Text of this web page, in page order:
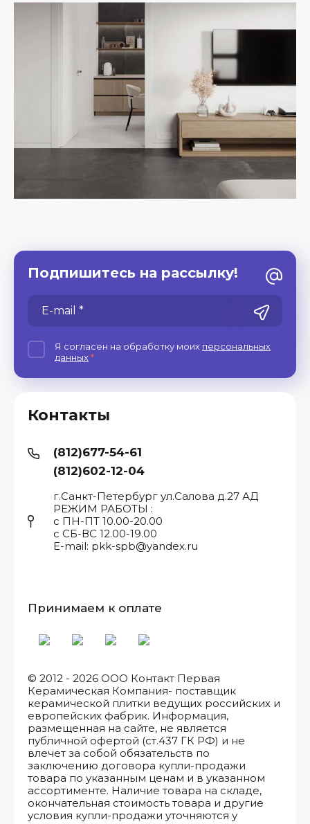
© 2012 - 2026 ООО Контакт Первая
Керамическая Компания- поставщик
керамической плитки ведущих российских и
европейских фабрик. Информация,
размещенная на сайте, не является
публичной офертой (ст.437 ГК РФ) и не
влечет за собой обязательств по
заключению договора купли-продажи
товара по указанным ценам и в указанном
ассортименте. Наличие товара на складе,
окончательная стоимость товара и другие
условия купли-продажи уточняются у
Контакты
(812)677-54-61
(812)602-12-04
г.Санкт-Петербург ул.Салова д.27 АД
РЕЖИМ РАБОТЫ :
с ПН-ПТ 10.00-20.00
с СБ-ВС 12.00-19.00
E-mail: pkk-spb@yandex.ru
Принимаем к оплате
Подпишитесь на рассылку!
Я согласен на обработку моих персональных
данных*